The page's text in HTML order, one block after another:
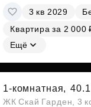
3 кв 2029
Квартира за 2 000
Ещё
1-комнатная,
ЖК Скай Гарден, 3